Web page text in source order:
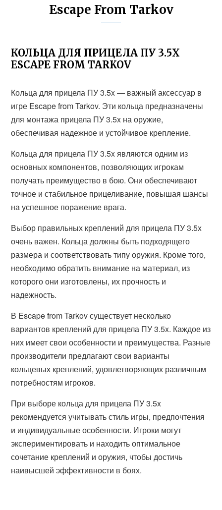
Escape From Tarkov
КОЛЬЦА ДЛЯ ПРИЦЕЛА ПУ 3.5X
ESCAPE FROM TARKOV
Кольца для прицела ПУ 3.5x — важный аксессуар в
игре Escape from Tarkov. Эти кольца предназначены
для монтажа прицела ПУ 3.5x на оружие,
обеспечивая надежное и устойчивое крепление.
Кольца для прицела ПУ 3.5x являются одним из
основных компонентов, позволяющих игрокам
получать преимущество в бою. Они обеспечивают
точное и стабильное прицеливание, повышая шансы
на успешное поражение врага.
Выбор правильных креплений для прицела ПУ 3.5x
очень важен. Кольца должны быть подходящего
размера и соответствовать типу оружия. Кроме того,
необходимо обратить внимание на материал, из
которого они изготовлены, их прочность и
надежность.
В Escape from Tarkov существует несколько
вариантов креплений для прицела ПУ 3.5x. Каждое из
них имеет свои особенности и преимущества. Разные
производители предлагают свои варианты
кольцевых креплений, удовлетворяющих различным
потребностям игроков.
При выборе кольца для прицела ПУ 3.5x
рекомендуется учитывать стиль игры, предпочтения
и индивидуальные особенности. Игроки могут
экспериментировать и находить оптимальное
сочетание креплений и оружия, чтобы достичь
наивысшей эффективности в боях.